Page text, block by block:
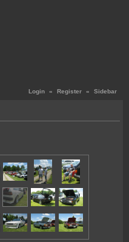
Login « Register « Sidebar